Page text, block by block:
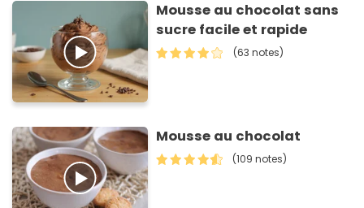
Mousse au chocolat sans
sucre facile et rapide
(63 notes)
Mousse au chocolat
(109 notes)